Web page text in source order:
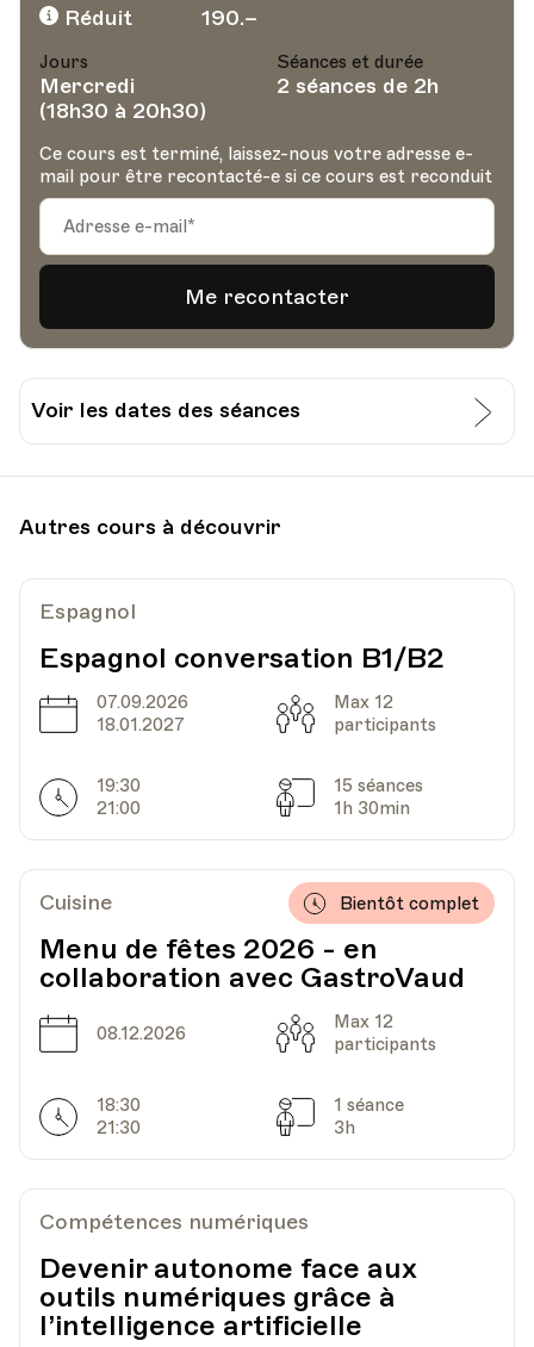
Réduit
190.–
Jours
Mercredi
(18h30 à 20h30)
Séances et durée
2 séances de 2h
Ce cours est terminé, laissez-nous votre adresse e-
mail pour être recontacté-e si ce cours est reconduit
Voir les dates des séances
Lieu1005, Lausanne
Av. de Cour 33
Date
20.11.2024 Heure
18.30
Lieu
1005, Lausanne
Av. de Cour 33
Autres cours à découvrir
Espagnol
Espagnol conversation B1/B2
Date
07.09.2026
18.01.2027
Capacité
Max 12
participants
Horarires
19:30
21:00
Séances
15 séances
1h 30min
Cuisine
Menu de fêtes 2026 - en
collaboration avec GastroVaud
Bientôt complet
Date
08.12.2026 Capacité
Max 12
participants
Horarires
18:30
21:30
Séances
1 séance
3h
Compétences numériques
Devenir autonome face aux
outils numériques grâce à
l’intelligence artificielle